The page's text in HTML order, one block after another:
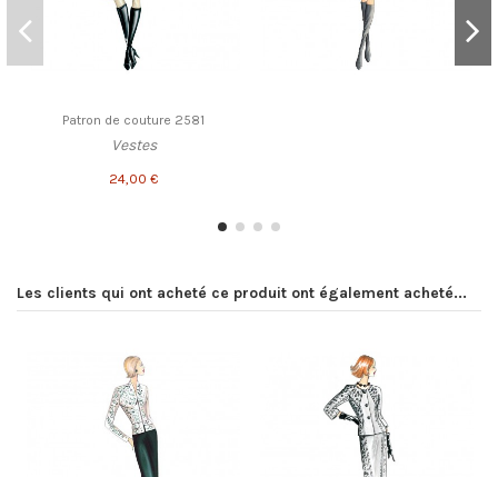
Patron de couture 2581
Vestes
24,00 €
Les clients qui ont acheté ce produit ont également acheté...